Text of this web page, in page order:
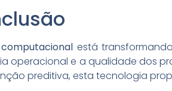
está
operacional e a qualidade dos
preditiva, esta tecnologia